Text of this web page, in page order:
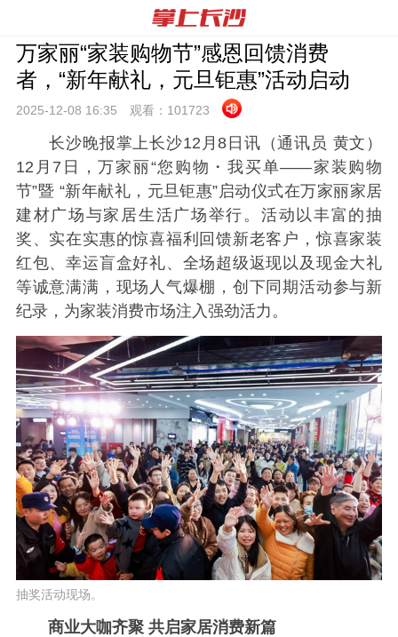
万家丽“家装购物节”感恩回馈消费
者，“新年献礼，元旦钜惠”活动启动
2025-12-08 16:35 观看： 101723
长沙晚报掌上长沙12月8日讯（通讯员 黄文）
12月7日，万家丽“您购物・我买单——家装购物
节”暨 “新年献礼，元旦钜惠”启动仪式在万家丽家居
建材广场与家居生活广场举行。活动以丰富的抽
奖、实在实惠的惊喜福利回馈新老客户，惊喜家装
红包、幸运盲盒好礼、全场超级返现以及现金大礼
等诚意满满，现场人气爆棚，创下同期活动参与新
纪录，为家装消费市场注入强劲活力。
抽奖活动现场。
商业大咖齐聚 共启家居消费新篇